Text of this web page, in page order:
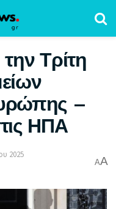
Τρίτη
–
ΗΠΑ
2025
AA